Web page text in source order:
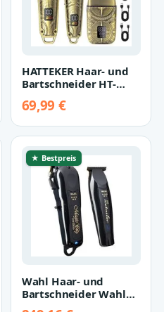
HATTEKER Haar- und
Bartschneider HT-
Set Barttrimme…
69,99 €
★ Bestpreis
Wahl Haar- und
Bartschneider Wahl